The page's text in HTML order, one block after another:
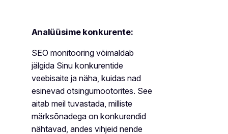
Analüüsime konkurente:
SEO monitooring võimaldab
jälgida Sinu konkurentide
veebisaite ja näha, kuidas nad
esinevad otsingumootorites. See
aitab meil tuvastada, milliste
märksõnadega on konkurendid
nähtavad, andes vihjeid nende